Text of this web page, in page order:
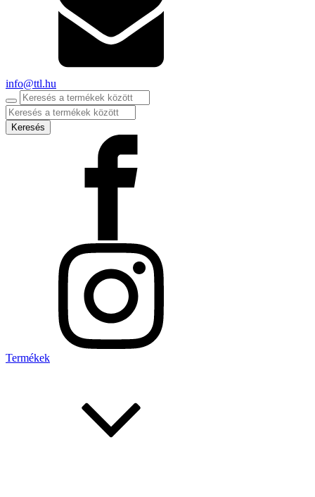
info@ttl.hu
Products
search
Keresés
Termékek